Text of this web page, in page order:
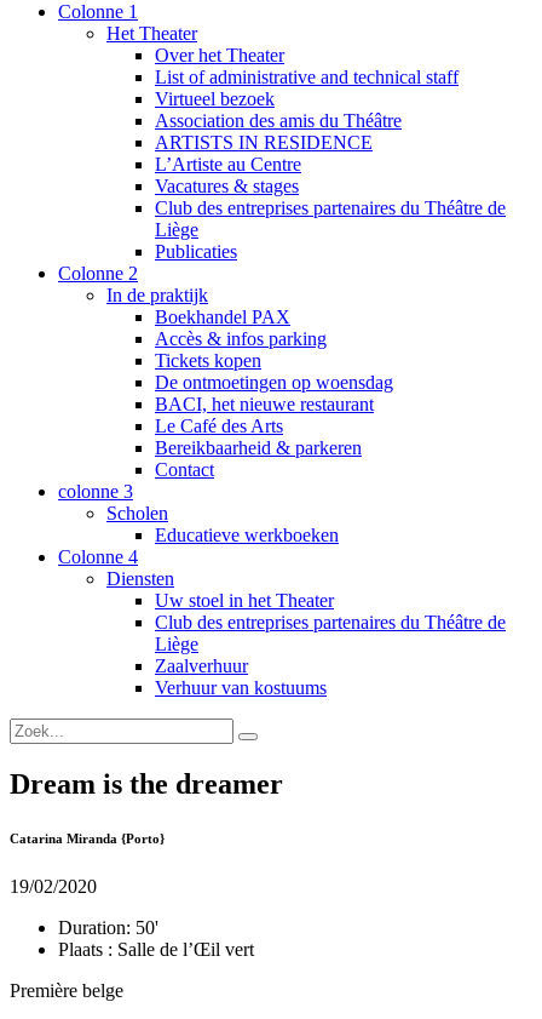
Colonne 1
Het Theater
Over het Theater
List of administrative and technical staff
Virtueel bezoek
Association des amis du Théâtre
ARTISTS IN RESIDENCE
L’Artiste au Centre
Vacatures & stages
Club des entreprises partenaires du Théâtre de
Liège
Publicaties
Colonne 2
In de praktijk
Boekhandel PAX
Accès & infos parking
Tickets kopen
De ontmoetingen op woensdag
BACI, het nieuwe restaurant
Le Café des Arts
Bereikbaarheid & parkeren
Contact
colonne 3
Scholen
Educatieve werkboeken
Colonne 4
Diensten
Uw stoel in het Theater
Club des entreprises partenaires du Théâtre de
Liège
Zaalverhuur
Verhuur van kostuums
Dream is the dreamer
Catarina Miranda {Porto}
19/02/2020
Duration: 50'
Plaats : Salle de l’Œil vert
Première belge